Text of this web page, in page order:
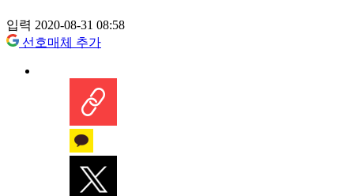
입력 2020-08-31 08:58
선호매체 추가